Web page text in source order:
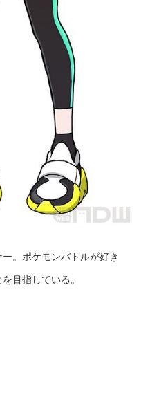
。ポケモンバトルが好き
目指している。